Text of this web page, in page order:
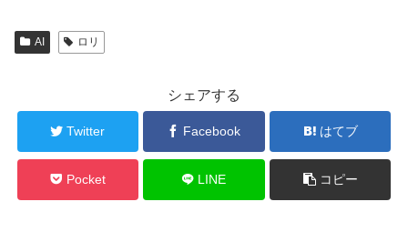
AI ロリ
シェアする
Twitter Facebook はてブ
Pocket LINE コピー